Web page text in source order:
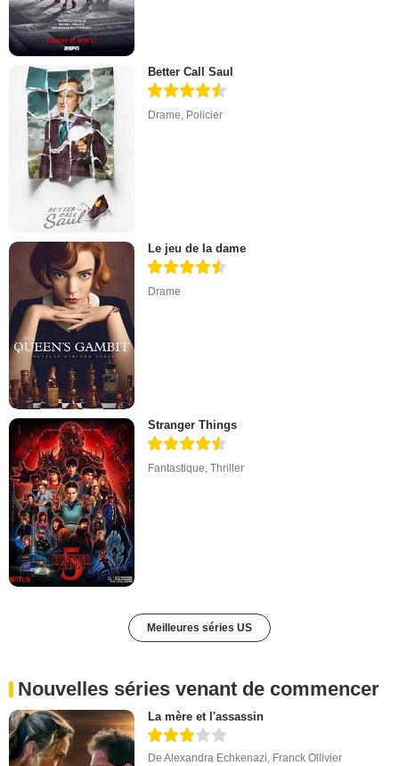
Better Call Saul
Drame Policier
Le jeu de la dame
Drame
Stranger Things
Fantastique,Thriller
Meilleures séries US
Nouvelles séries venant de commencer
La mère et l'assassin
DeAlexandra Echkenazi Franck Ollivier